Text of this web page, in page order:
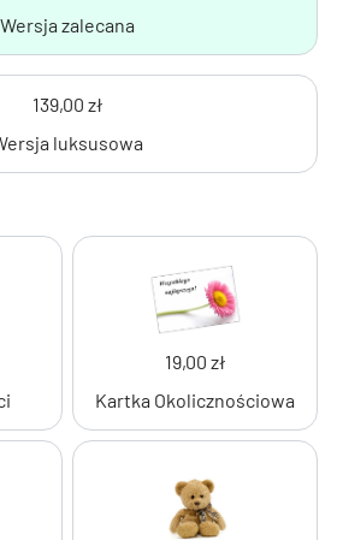
Wersja zalecana
139,00 zł
luksusowa
19,00 zł
Kartka Okolicznościowa